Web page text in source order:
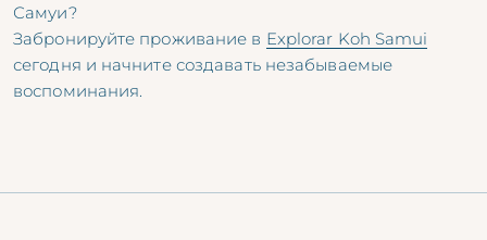
Самуи?
Забронируйте проживание в Explorar Koh Samui
сегодня и начните создавать незабываемые
воспоминания.